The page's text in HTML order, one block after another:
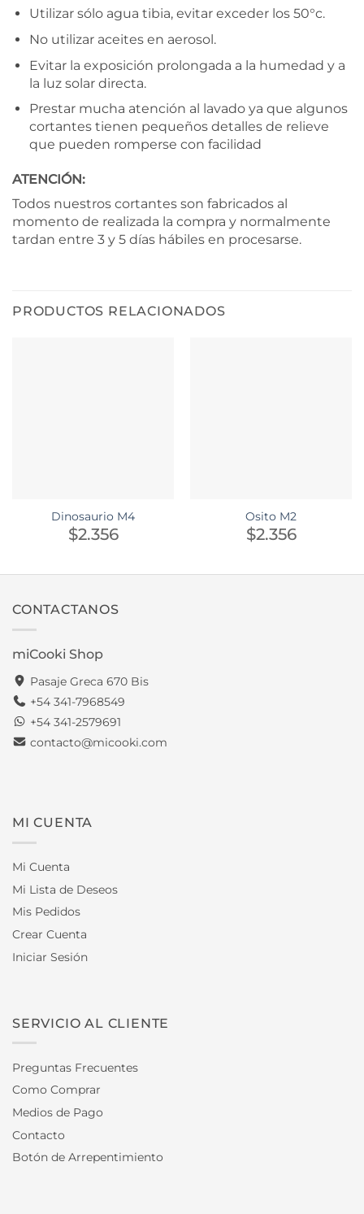
Utilizar sólo agua tibia, evitar exceder los 50°c.
No utilizar aceites en aerosol.
Evitar la exposición prolongada a la humedad y a
la luz solar directa.
Prestar mucha atención al lavado ya que algunos
cortantes tienen pequeños detalles de relieve
que pueden romperse con facilidad
ATENCIÓN:
Todos nuestros cortantes son fabricados al
momento de realizada la compra y normalmente
tardan entre 3 y 5 días hábiles en procesarse.
PRODUCTOS RELACIONADOS
Dinosaurio M4
$2.356
Osito M2
$2.356
CONTACTANOS
miCooki Shop
Pasaje Greca 670 Bis
+54 341-7968549
+54 341-2579691
contacto@micooki.com
MI CUENTA
Mi Cuenta
Mi Lista de Deseos
Mis Pedidos
Crear Cuenta
Iniciar Sesión
SERVICIO AL CLIENTE
Preguntas Frecuentes
Como Comprar
Medios de Pago
Contacto
Botón de Arrepentimiento